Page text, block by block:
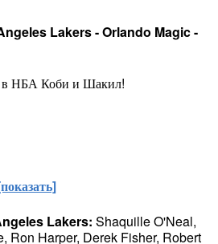
Lakers - Orlando Magic -
в НБА Коби и Шакил!
Lakers: Shaquille O'Neal,
Ron Harper, Derek Fisher, Robert